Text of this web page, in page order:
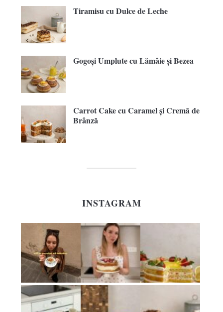
Tiramisu cu Dulce de Leche
Gogoși Umplute cu Lămâie și Bezea
Carrot Cake cu Caramel și Cremă de
Brânză
INSTAGRAM